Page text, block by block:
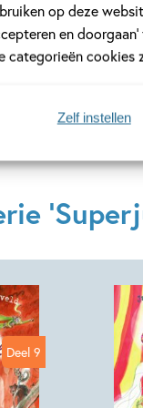
op deze
en
categorieën cookies
Zelf instellen
alle andere
Deel 9